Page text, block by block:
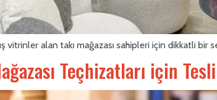
vitrinler alan takı mağazası sahipleri için dikkatli bir
Teçhizatları için